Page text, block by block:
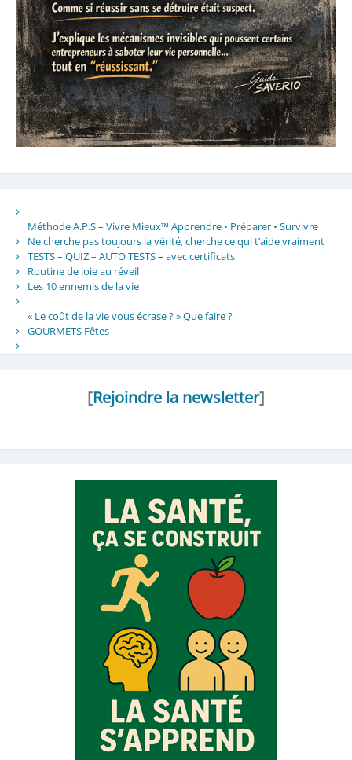
Méthode A.P.S – Vivre Mieux™ Apprendre • Préparer • Survivre
Ne cherche pas toujours la vérité, cherche ce qui t’aide vraiment
TESTS – QUIZ – AUTO TESTS – avec certificats
Routine de joie au réveil
Les 10 ennemis de la vie
« Le coût de la vie vous écrase ? » Que faire ?
GOURMETS Fêtes
[Rejoindre la newsletter]